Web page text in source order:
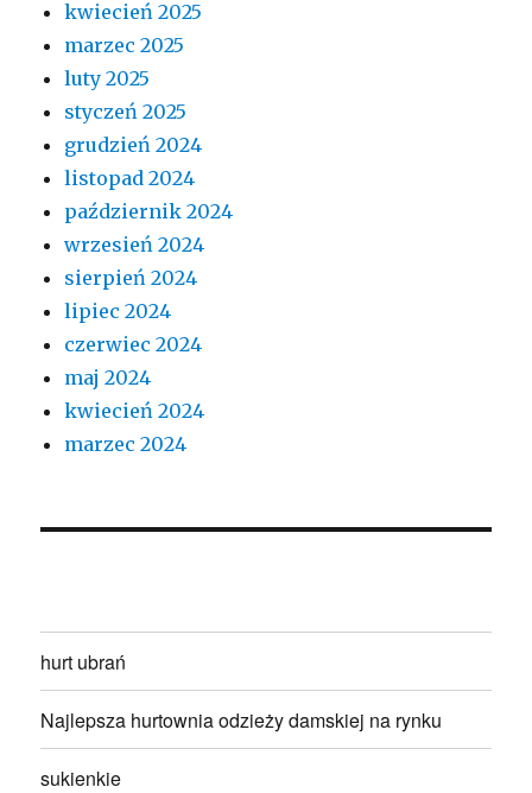
kwiecień 2025
marzec 2025
luty 2025
styczeń 2025
grudzień 2024
listopad 2024
październik 2024
wrzesień 2024
sierpień 2024
lipiec 2024
czerwiec 2024
maj 2024
kwiecień 2024
marzec 2024
hurt ubrań
Najlepsza hurtownia odzieży damskiej na rynku
sukienkie